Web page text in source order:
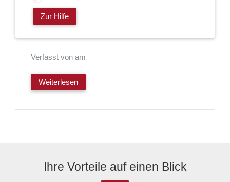
Zur Hilfe
Verfasst von am
Weiterlesen
Ihre Vorteile auf einen Blick